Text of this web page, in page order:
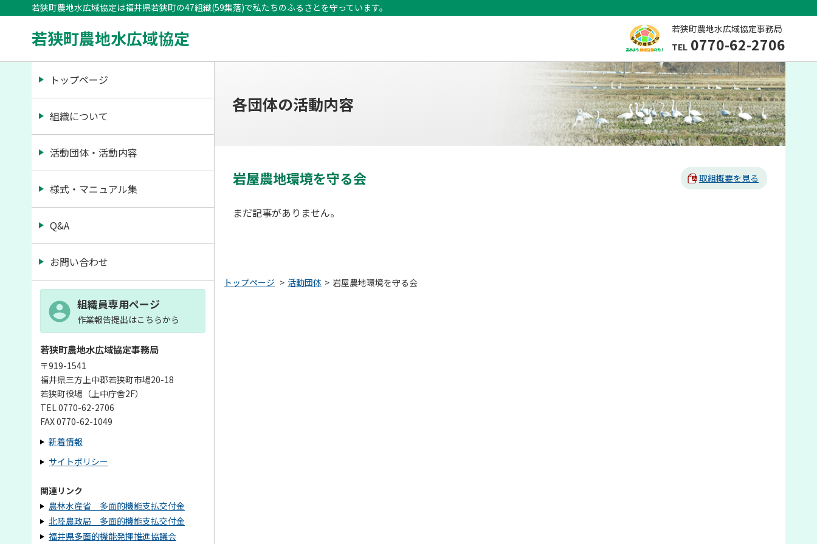
若狭町農地水広域協定は福井県若狭町の47組織(59集落)で私たちのふるさとを守っています。
若狭町農地水広域協定
若狭町農地水広域協定事務局
TEL 0770-62-2706
各団体の活動内容
岩屋農地環境を守る会 取組概要を見る
まだ記事がありません。
トップページ 活動団体 岩屋農地環境を守る会
トップページ
組織について
活動団体・活動内容
様式・マニュアル集
Q&A
お問い合わせ
組織員専用ページ
作業報告提出はこちらから
若狭町農地水広域協定事務局
〒919-1541
福井県三方上中郡若狭町市場20-18
若狭町役場（上中庁舎2F）
TEL 0770-62-2706
FAX 0770-62-1049
新着情報
サイトポリシー
関連リンク
農林水産省 多面的機能支払交付金
北陸農政局 多面的機能支払交付金
福井県多面的機能発揮推進協議会